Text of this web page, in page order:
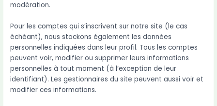
modération.
Pour les comptes qui s’inscrivent sur notre site (le cas
échéant), nous stockons également les données
personnelles indiquées dans leur profil. Tous les comptes
peuvent voir, modifier ou supprimer leurs informations
personnelles à tout moment (à l’exception de leur
identifiant). Les gestionnaires du site peuvent aussi voir et
modifier ces informations.